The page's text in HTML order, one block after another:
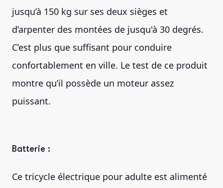
jusqu’à 150 kg sur ses deux sièges et
d’arpenter des montées de jusqu'à 30 degrés.
C’est plus que suffisant pour conduire
confortablement en ville. Le test de ce produit
montre qu’il possède un moteur assez
puissant.
Batterie :
Ce tricycle électrique pour adulte est alimenté